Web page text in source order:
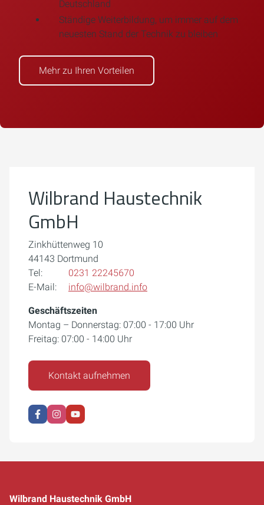
Deutschland
Ständige Weiterbildung, um immer auf dem
neuesten Stand der Technik zu bleiben
Mehr zu Ihren Vorteilen
Um externe Karten-Inhalte anzuzeigen, benötigen wir
Cookie-Einstellungen öffnen
Wilbrand Haustechnik
GmbH
Zinkhüttenweg 10
44143 Dortmund
Tel:
0231 22245670
E-Mail:
info@wilbrand.info
Geschäftszeiten
Montag – Donnerstag: 07:00 - 17:00 Uhr
Freitag: 07:00 - 14:00 Uhr
Kontakt aufnehmen
Wilbrand Haustechnik GmbH